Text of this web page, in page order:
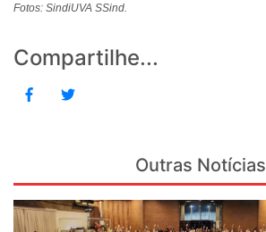
Fotos: SindiUVA SSind.
Compartilhe...
Outras Notícias